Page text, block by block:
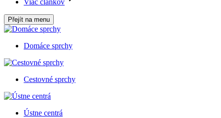
Viac článkov
Přejít na menu
Domáce sprchy
Cestovné sprchy
Ústne centrá